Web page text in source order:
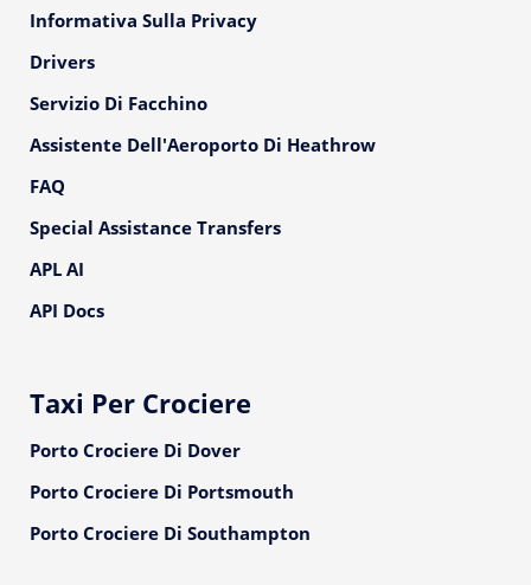
Informativa Sulla Privacy
Drivers
Servizio Di Facchino
Assistente Dell'Aeroporto Di Heathrow
FAQ
Special Assistance Transfers
APL AI
API Docs
Taxi Per Crociere
Porto Crociere Di Dover
Porto Crociere Di Portsmouth
Porto Crociere Di Southampton